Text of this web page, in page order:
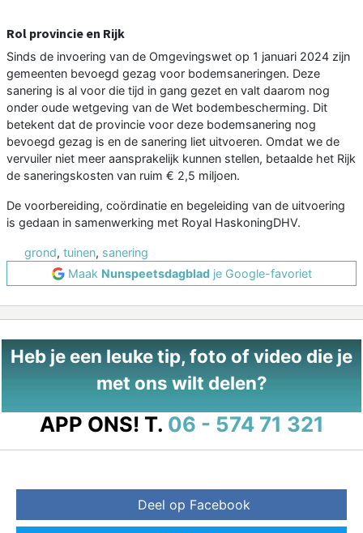
Rol provincie en Rijk
Sinds de invoering van de Omgevingswet op 1 januari 2024 zijn
gemeenten bevoegd gezag voor bodemsaneringen. Deze
sanering is al voor die tijd in gang gezet en valt daarom nog
onder oude wetgeving van de Wet bodembescherming. Dit
betekent dat de provincie voor deze bodemsanering nog
bevoegd gezag is en de sanering liet uitvoeren. Omdat we de
vervuiler niet meer aansprakelijk kunnen stellen, betaalde het Rijk
de saneringskosten van ruim € 2,5 miljoen.
De voorbereiding, coördinatie en begeleiding van de uitvoering
is gedaan in samenwerking met Royal HaskoningDHV.
grond, tuinen, sanering
Maak Nunspeetsdagbladje Google-favoriet
Heb je een leuke tip, foto of video die je
met ons wilt delen?
APP ONS! T. 06 - 574 71 321
Deel op Facebook